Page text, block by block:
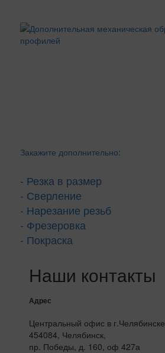
Закажите дополнительно:
- Резка в размер
- Сверление
- Нарезание резьб
- Фрезеровка
- Покраска
Наши контакты
Адрес
Центральный офис в г.Челябинске
454084, Челябинск,
пр. Победы, д. 160, оф 427а